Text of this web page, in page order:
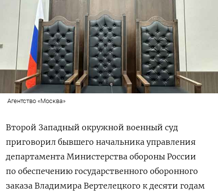
Агентство «Москва»
Второй Западный окружной военный суд
приговорил бывшего начальника управления
департамента Министерства обороны России
по обеспечению государственного оборонного
заказа Владимира Вертелецкого к десяти годам